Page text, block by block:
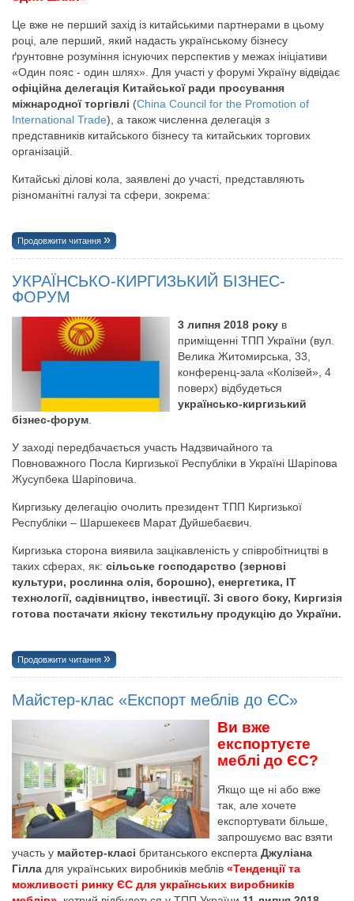
Це вже не перший захід із китайськими партнерами в цьому
році, але перший, який надасть українському бізнесу
ґрунтовне розуміння існуючих перспектив у межах ініціативи
«Один пояс - один шлях». Для участі у форумі Україну відвідає
офіційна делегація Китайської ради просування
міжнародної торгівлі (China Council for the Promotion of
International Trade), а також численна делегація з
представників китайського бізнесу та китайських торгових
організацій.
Китайські ділові кола, заявлені до участі, представляють
різноманітні галузі та сфери, зокрема:
Продовжити читання
УКРАЇНСЬКО-КИРГИЗЬКИЙ БІЗНЕС-
ФОРУМ
3 липня 2018 року в
приміщенні ТПП України (вул.
Велика Житомирська, 33,
конференц-зала «Колізей», 4
поверх) відбудеться
українсько-киргизький
бізнес-форум
У заході передбачається участь Надзвичайного та
Повноважного Посла Киргизької Республіки в Україні Шаріпова
Жусупбека Шаріповича.
Киргизьку делегацію очолить президент ТПП Киргизької
Республіки – Шаршекеєв Марат Дуйшебаєвич.
Киргизька сторона виявила зацікавленість у співробітництві в
таких сферах, як: сільське господарство (зернові
культури, рослинна олія, борошно), енергетика, IT
технології, садівництво, інвестиції. Зі свого боку, Киргизія
готова постачати якісну текстильну продукцію до України.
Продовжити читання
Майстер-клас «Експорт меблів до ЄС»
Ви вже
експортуєте
меблі до ЄС?
Якщо ще ні або вже
так, але хочете
експортувати більше,
запрошуємо вас взяти
участь у майстер-класі британського експерта Джуліана
Гілла для українських виробників меблів «Тенденції та
можливості ринку ЄС для українських виробників